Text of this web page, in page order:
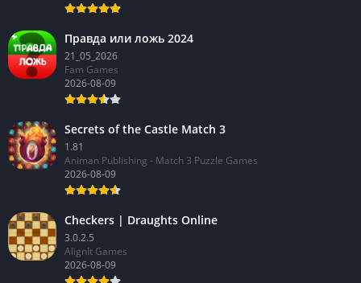
Правда или ложь 2024
21_05_2026
Fam Games
2026-08-09
Secrets of the Castle Match 3
1.81
Animan Publishing - Match 3 Puzzle Games
2026-08-09
Checkers | Draughts Online
3.0.2.5
AlignIt Games
2026-08-09